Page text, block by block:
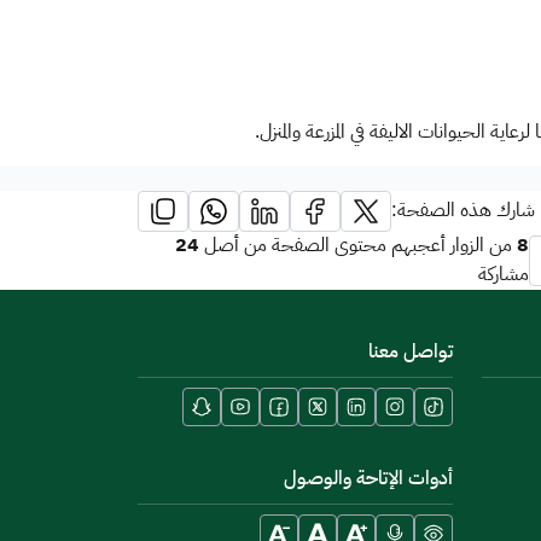
الحيوانات الاليفة في المزرعة والمنزل.
شارك هذه الصفحة:
8من الزوار أعجبهم محتوى الصفحة من أصل24
مشاركة
تواصل معنا
أدوات الإتاحة والوصول